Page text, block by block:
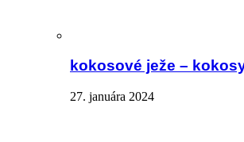
kokosové ježe –
27. januára 2024